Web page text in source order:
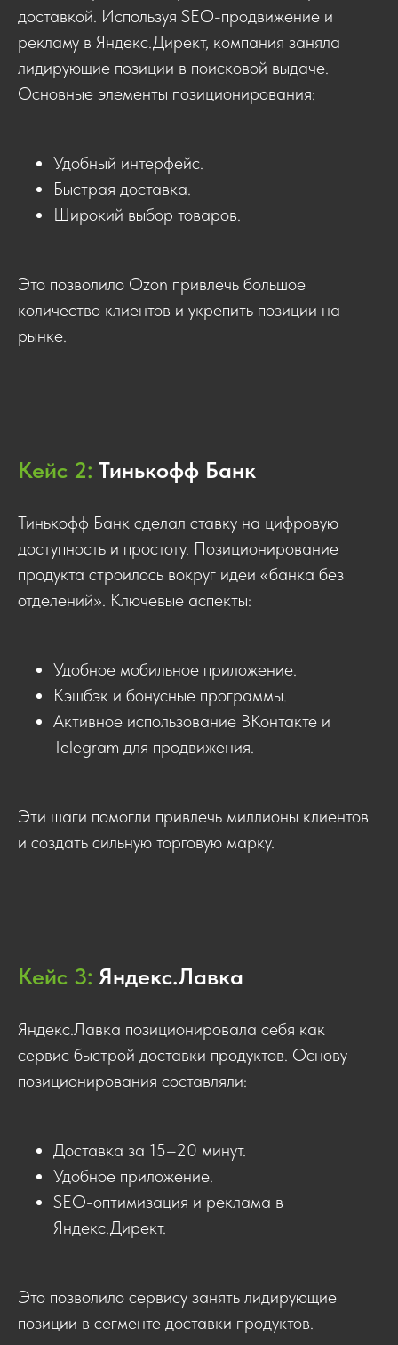
доставкой. Используя SEO-продвижение и
рекламу в Яндекс.Директ, компания заняла
лидирующие позиции в поисковой выдаче.
Основные элементы позиционирования:
Удобный интерфейс.
Быстрая доставка.
Широкий выбор товаров.
Это позволило Ozon привлечь большое
количество клиентов и укрепить позиции на
рынке.
Кейс 2: Тинькофф Банк
Тинькофф Банк сделал ставку на цифровую
доступность и простоту. Позиционирование
продукта строилось вокруг идеи «банка без
отделений». Ключевые аспекты:
Удобное мобильное приложение.
Кэшбэк и бонусные программы.
Активное использование ВКонтакте и
Telegram для продвижения.
Эти шаги помогли привлечь миллионы клиентов
и создать сильную торговую марку.
Кейс 3: Яндекс.Лавка
Яндекс.Лавка позиционировала себя как
сервис быстрой доставки продуктов. Основу
позиционирования составляли:
Доставка за 15–20 минут.
Удобное приложение.
SEO-оптимизация и реклама в
Яндекс.Директ.
Это позволило сервису занять лидирующие
позиции в сегменте доставки продуктов.